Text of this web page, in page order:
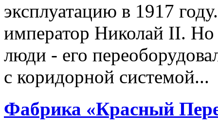
эксплуатацию в 1917
император Николай II. Но
люди - его
с коридорной системой...
Фабрика «Красный